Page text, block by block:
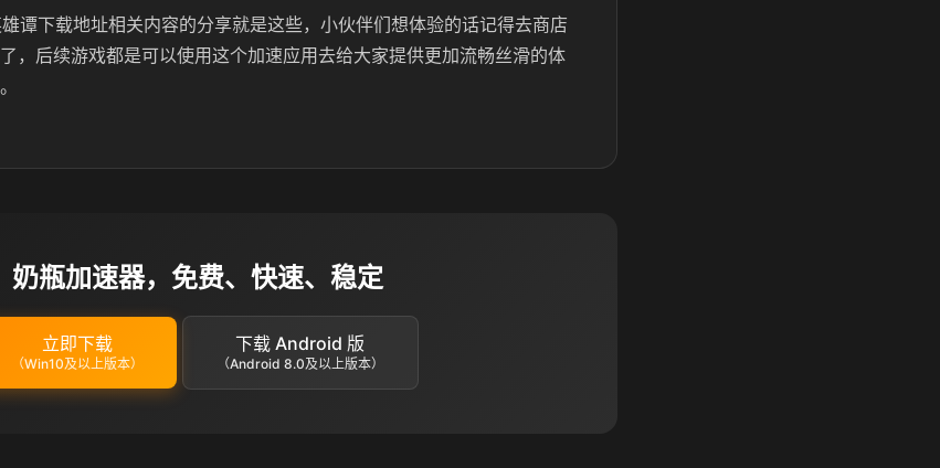
谭下载地址相关内容的分享就是这些，小伙伴们想体验的话记得去商店
，后续游戏都是可以使用这个加速应用去给大家提供更加流畅丝滑的体
奶瓶加速器，免费、快速、稳定
立即下载
（Win10及以上版本）
下载 Android 版
（Android 8.0及以上版本）